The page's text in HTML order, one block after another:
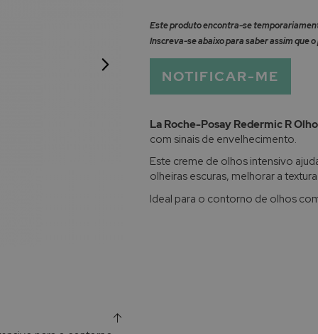
Este produto encontra-se
Inscreva-se abaixo para saber assim que
NOTIFICAR-ME
La Roche-Posay Redermic R
com sinais de envelhecimento.
Este creme de olhos intensivo
olheiras escuras, melhorar a
Ideal para o contorno de olhos